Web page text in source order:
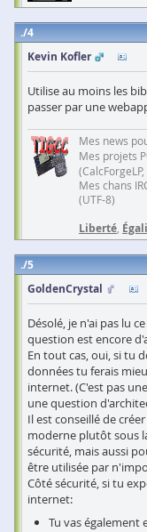
4
Kevin Kofler
Utilise au moins les
passer par une
Mes news
Mes projets
Mes chans
(UTF-8)
Liberté
5
GoldenCrystal
Désolé, je n'ai pas lu
question est encore
En tout cas, oui, si tu
données tu ferais
internet. (C'est pas
une question
Il est conseillé de
moderne plutôt sous
sécurité, mais aussi
être utilisée par
Côté sécurité, si tu
internet:
Tu vas